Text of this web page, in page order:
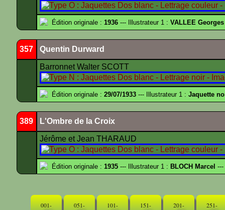
Édition originale : 1936 --- Illustrateur 1 : VALLEE Georges
357 Quentin Durward
Barronnet Walter SCOTT
Édition originale : 29/07/1933 --- Illustrateur 1 : Jaquette
389 L'Ombre de la Croix
Jérôme et Jean THARAUD
Édition originale : 1935 --- Illustrateur 1 : BLOCH Marcel ---
001-
051-
101-
151-
201-
251-